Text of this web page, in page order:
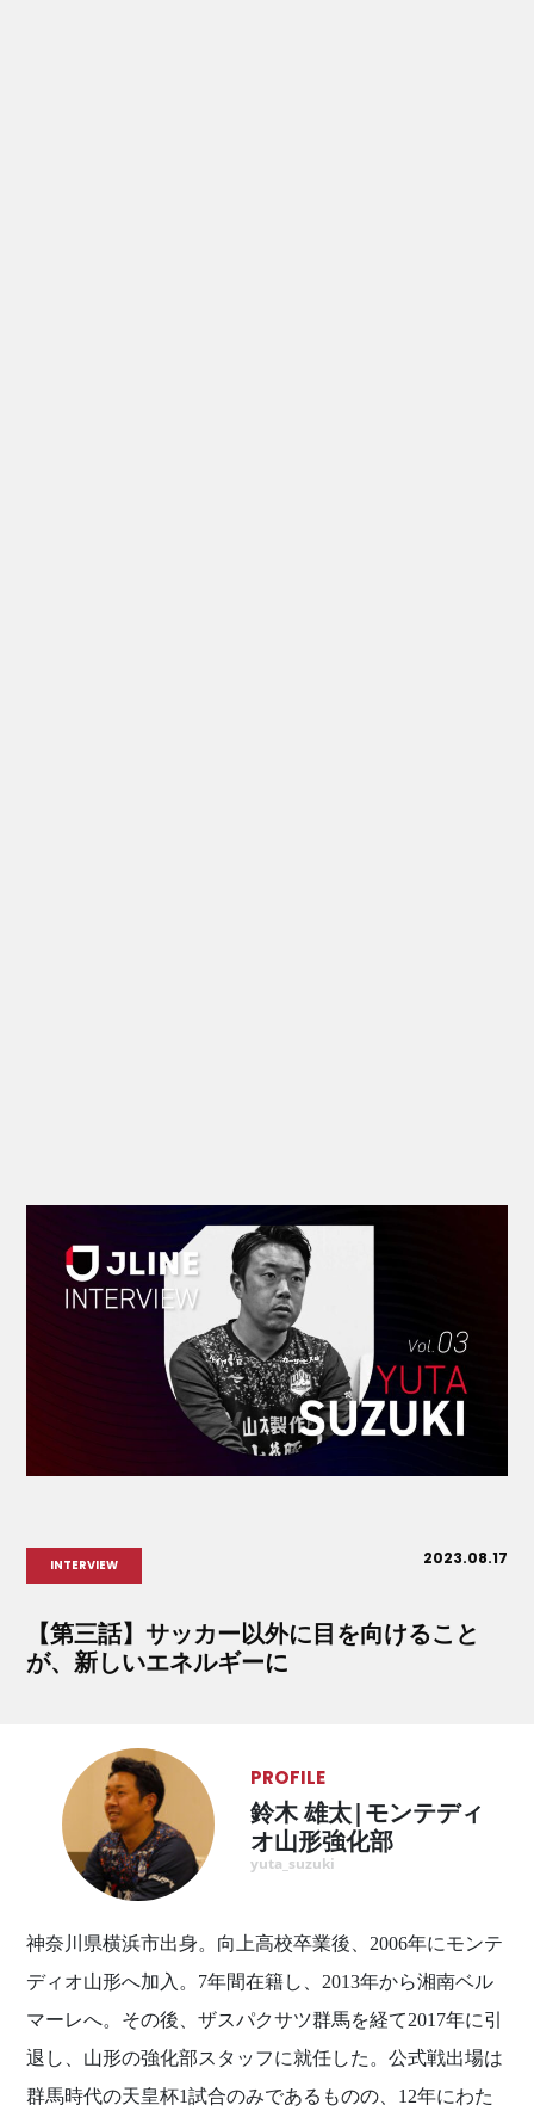
INTERVIEW 2023.08.17
【第三話】サッカー以外に目を向けること
が、新しいエネルギーに
PROFILE
鈴木 雄太|モンテディ
オ山形強化部
yuta_suzuki
神奈川県横浜市出身。向上高校卒業後、2006年にモンテ
ディオ山形へ加入。7年間在籍し、2013年から湘南ベル
マーレへ。その後、ザスパクサツ群馬を経て2017年に引
退し、山形の強化部スタッフに就任した。公式戦出場は
群馬時代の天皇杯1試合のみであるものの、12年にわた